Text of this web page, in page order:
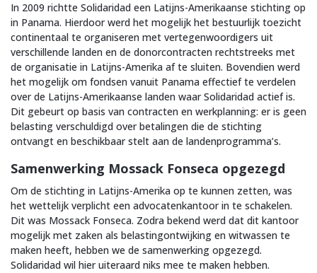
In 2009 richtte Solidaridad een Latijns-Amerikaanse stichting op
in Panama. Hierdoor werd het mogelijk het bestuurlijk toezicht
continentaal te organiseren met vertegenwoordigers uit
verschillende landen en de donorcontracten rechtstreeks met
de organisatie in Latijns-Amerika af te sluiten. Bovendien werd
het mogelijk om fondsen vanuit Panama effectief te verdelen
over de Latijns-Amerikaanse landen waar Solidaridad actief is.
Dit gebeurt op basis van contracten en werkplanning: er is geen
belasting verschuldigd over betalingen die de stichting
ontvangt en beschikbaar stelt aan de landenprogramma’s.
Samenwerking Mossack Fonseca opgezegd
Om de stichting in Latijns-Amerika op te kunnen zetten, was
het wettelijk verplicht een advocatenkantoor in te schakelen.
Dit was Mossack Fonseca. Zodra bekend werd dat dit kantoor
mogelijk met zaken als belastingontwijking en witwassen te
maken heeft, hebben we de samenwerking opgezegd.
Solidaridad wil hier uiteraard niks mee te maken hebben.